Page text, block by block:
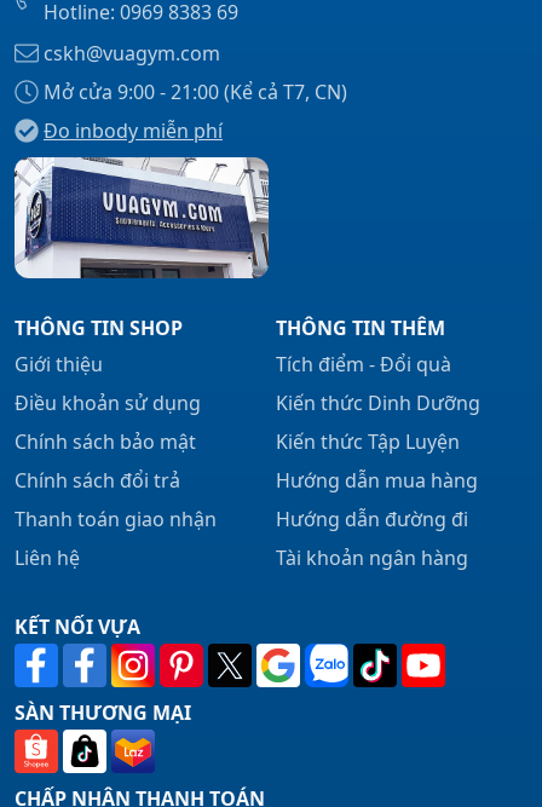
Hotline: 0969 8383 69
cskh@vuagym.com
Mở cửa 9:00 - 21:00 (Kể cả T7, CN)
Đo inbody miễn phí
THÔNG TIN SHOP
Giới thiệu
Điều khoản sử dụng
Chính sách bảo mật
Chính sách đổi trả
Thanh toán giao nhận
Liên hệ
THÔNG TIN THÊM
Tích điểm - Đổi quà
Kiến thức Dinh Dưỡng
Kiến thức Tập Luyện
Hướng dẫn mua hàng
Hướng dẫn đường đi
Tài khoản ngân hàng
KẾT NỐI VỰA
SÀN THƯƠNG MẠI
CHẤP NHẬN THANH TOÁN